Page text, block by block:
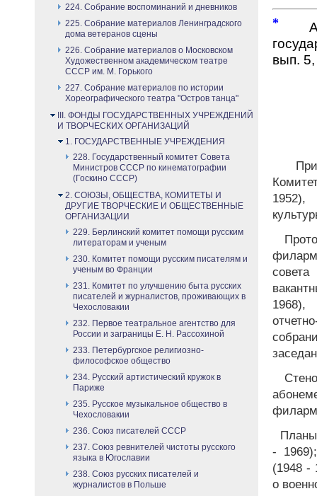
224. Собрание воспоминаний и дневников
225. Собрание материалов Ленинградского
дома ветеранов сцены
226. Собрание материалов о Московском
Художественном академическом театре
СССР им. М. Горького
227. Собрание материалов по истории
Хореографического театра "Остров танца"
III. ФОНДЫ ГОСУДАРСТВЕННЫХ УЧРЕЖДЕНИЙ
И ТВОРЧЕСКИХ ОРГАНИЗАЦИЙ
1. ГОСУДАРСТВЕННЫЕ УЧРЕЖДЕНИЯ
228. Государственный комитет Совета
Министров СССР по кинематографии
(Госкино СССР)
2. СОЮЗЫ, ОБЩЕСТВА, КОМИТЕТЫ И
ДРУГИЕ ТВОРЧЕСКИЕ И ОБЩЕСТВЕННЫЕ
ОРГАНИЗАЦИИ
229. Берлинский комитет помощи русским
литераторам и ученым
230. Комитет помощи русским писателям и
ученым во Франции
231. Комитет по улучшению быта русских
писателей и журналистов, проживающих в
Чехословакии
232. Первое театральное агентство для
России и заграницы Е. Н. Рассохиной
233. Петербургское религиозно-
философское общество
234. Русский артистический кружок в
Париже
235. Русское музыкальное общество в
Чехословакии
236. Союз писателей СССР
237. Союз ревнителей чистоты русского
языка в Югославии
238. Союз русских писателей и
журналистов в Польше
*
вып.
1952),
1968),
-
(1948 -
о